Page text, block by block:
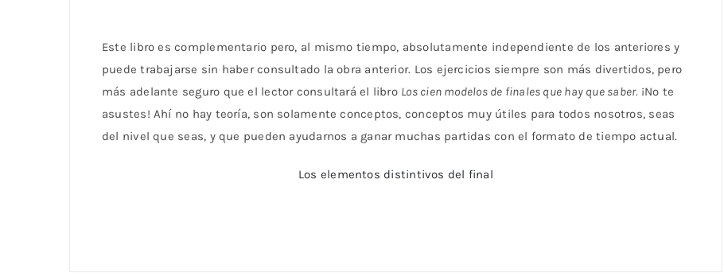
Este libro es complementario pero, al mismo tiempo, absolutamente independiente de los anteriores y
puede trabajarse sin haber consultado la obra anterior. Los ejercicios siempre son más divertidos, pero
más adelante seguro que el lector consultará el libro Los cien modelos de finales que hay que saber. ¡No te
asustes! Ahí no hay teoría, son solamente conceptos, conceptos muy útiles para todos nosotros, seas
del nivel que seas, y que pueden ayudarnos a ganar muchas partidas con el formato de tiempo actual.
Los elementos distintivos del final